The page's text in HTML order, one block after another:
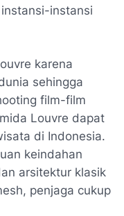
instansi
karena
sehingga
film-film
Louvre dapat
di Indonesia.
keindahan
arsitektur klasik
penjaga cukup